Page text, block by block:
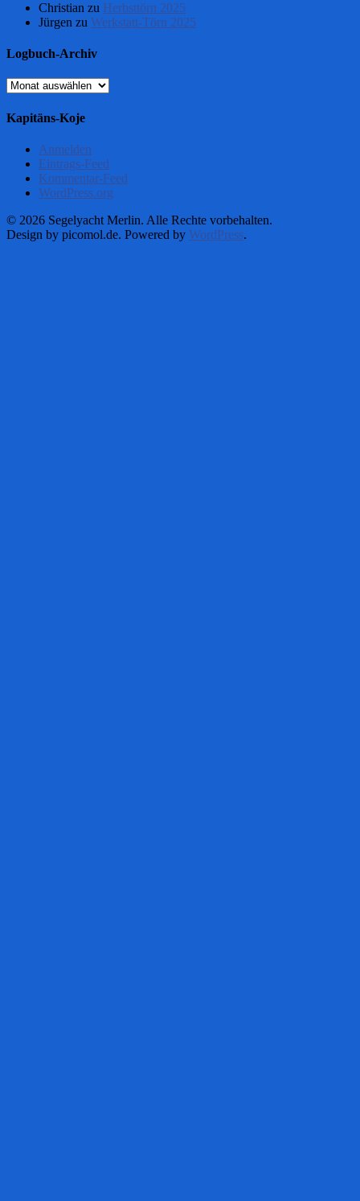
Christian zu Herbsttörn 2025
Jürgen zu Werkstatt-Törn 2025
Logbuch-Archiv
Logbuch-
Kapitäns-Koje
Anmelden
Eintrags-Feed
Kommentar-Feed
WordPress.org
© 2026 Segelyacht Merlin. Alle Rechte vorbehalten.
Design by picomol.de. Powered by WordPress.